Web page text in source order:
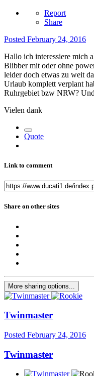
Report
Share
Posted February 24, 2016
Hallo ich interessiere mich
Blibber mit oder ohne
leider doch etwas zu weit
Urlaub komplett verplant
Ruhrgebiet bzw NRW?
Vielen dank
Quote
Link to comment
Share on other sites
More sharing options...
Twinmaster
Posted February 24, 2016
Twinmaster